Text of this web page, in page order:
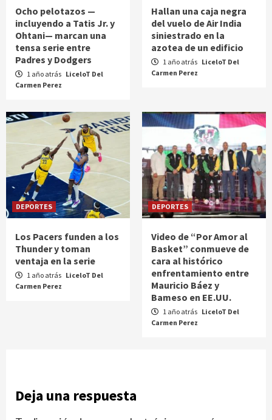
Ocho pelotazos —
incluyendo a Tatis Jr. y
Ohtani— marcan una
tensa serie entre
Padres y Dodgers
1 año atrás LiceloT Del
Carmen Perez
Hallan una caja negra
del vuelo de Air India
siniestrado en la
azotea de un edificio
1 año atrás LiceloT Del
Carmen Perez
DEPORTES
Los Pacers funden a los
Thunder y toman
ventaja en la serie
1 año atrás LiceloT Del
Carmen Perez
DEPORTES
Video de “Por Amor al
Basket” conmueve de
cara al histórico
enfrentamiento entre
Mauricio Báez y
Bameso en EE.UU.
1 año atrás LiceloT Del
Carmen Perez
Deja una respuesta